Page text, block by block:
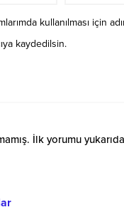
kullanılması için
kaydedilsin.
İlk yorumu